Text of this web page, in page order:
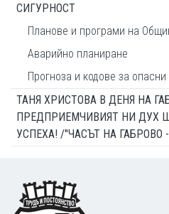
СИГУРНОСТ
Планове и програми на
Аварийно планиране
Прогноза и кодове за
ТАНЯ ХРИСТОВА В ДЕНЯ НА
ПРЕДПРИЕМЧИВИЯТ НИ ДУХ
УСПЕХА! /"ЧАСЪТ НА ГАБРОВО
Footer